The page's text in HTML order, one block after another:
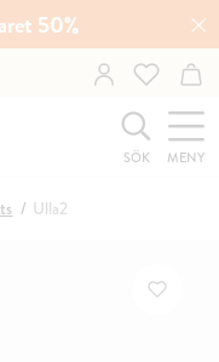
50%
SÖK MENY
Ulla2